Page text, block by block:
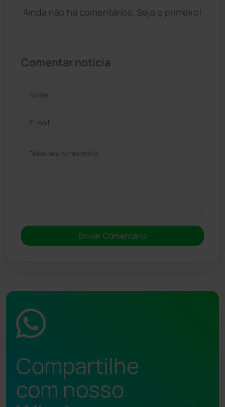
Ainda não há comentários. Seja o primeiro!
Comentar notícia
Compartilhe
com nosso